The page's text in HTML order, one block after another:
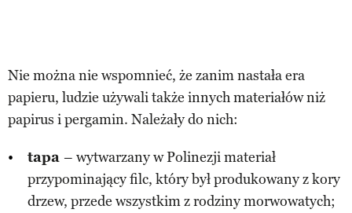
Nie można nie wspomnieć, że zanim nastała era
papieru, ludzie używali także innych materiałów niż
papirus i pergamin. Należały do nich:
tapa – wytwarzany w Polinezji materiał
przypominający filc, który był produkowany z kory
drzew, przede wszystkim z rodziny morwowatych;